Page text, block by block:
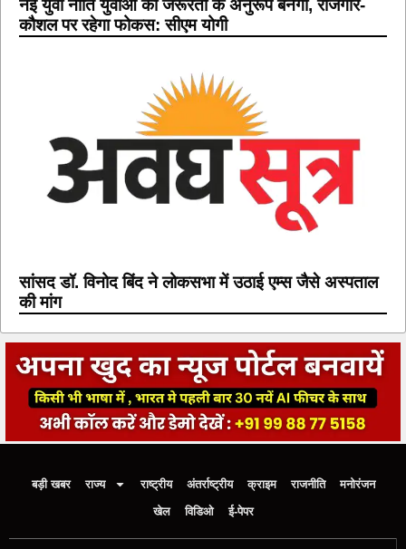
नई युवा नीति युवाओं की जरूरतों के अनुरूप बनेगी, रोजगार-
कौशल पर रहेगा फोकस: सीएम योगी
सांसद डॉ. विनोद बिंद ने लोकसभा में उठाई एम्स जैसे अस्पताल
की मांग
बड़ी खबर राज्य राष्ट्रीय अंतर्राष्ट्रीय क्राइम राजनीति
मनोरंजन
खेल
विडिओ ई-पेपर